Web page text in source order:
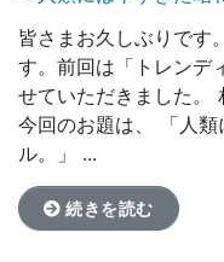
皆さまお久しぶりです
す。前回は「トレンデ
せていただきました。
今回のお題は、 「人
ル。」 ...
続きを読む